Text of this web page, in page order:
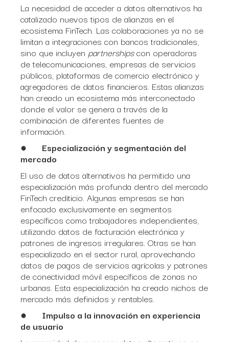
La necesidad de acceder a datos alternativos ha
catalizado nuevos tipos de alianzas en el
ecosistema FinTech. Las colaboraciones ya no se
limitan a integraciones con bancos tradicionales,
sino que incluyen partnershipscon operadoras
de telecomunicaciones, empresas de servicios
públicos, plataformas de comercio electrónico y
agregadores de datos financieros. Estas alianzas
han creado un ecosistema más interconectado
donde el valor se genera a través de la
combinación de diferentes fuentes de
información.
● Especialización y segmentación del
mercado
El uso de datos alternativos ha permitido una
especialización más profunda dentro del mercado
FinTech crediticio. Algunas empresas se han
enfocado exclusivamente en segmentos
específicos como trabajadores independientes,
utilizando datos de facturación electrónica y
patrones de ingresos irregulares. Otras se han
especializado en el sector rural, aprovechando
datos de pagos de servicios agrícolas y patrones
de conectividad móvil específicos de zonas no
urbanas. Esta especialización ha creado nichos de
mercado más definidos y rentables.
● Impulso a la innovación en experiencia
de usuario